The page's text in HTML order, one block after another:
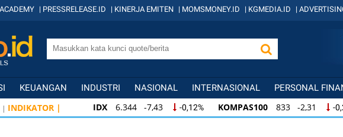
| PRESSRELEASE.ID | KINERJA EMITEN | MOMSMONEY.ID | KGMEDIA.ID |
KEUANGAN INDUSTRI NASIONAL INTERNASIONAL PERSONAL
| INDIKATOR | IDX 6.344 -7,43 -0,12% KOMPAS100 833 -2,31 -
IDX 6.344 -7,43 -0,12% KOMPAS100 833 -2,31 -